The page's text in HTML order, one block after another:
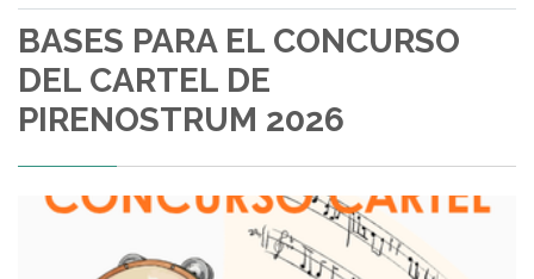
BASES PARA EL CONCURSO
DEL CARTEL DE
PIRENOSTRUM 2026